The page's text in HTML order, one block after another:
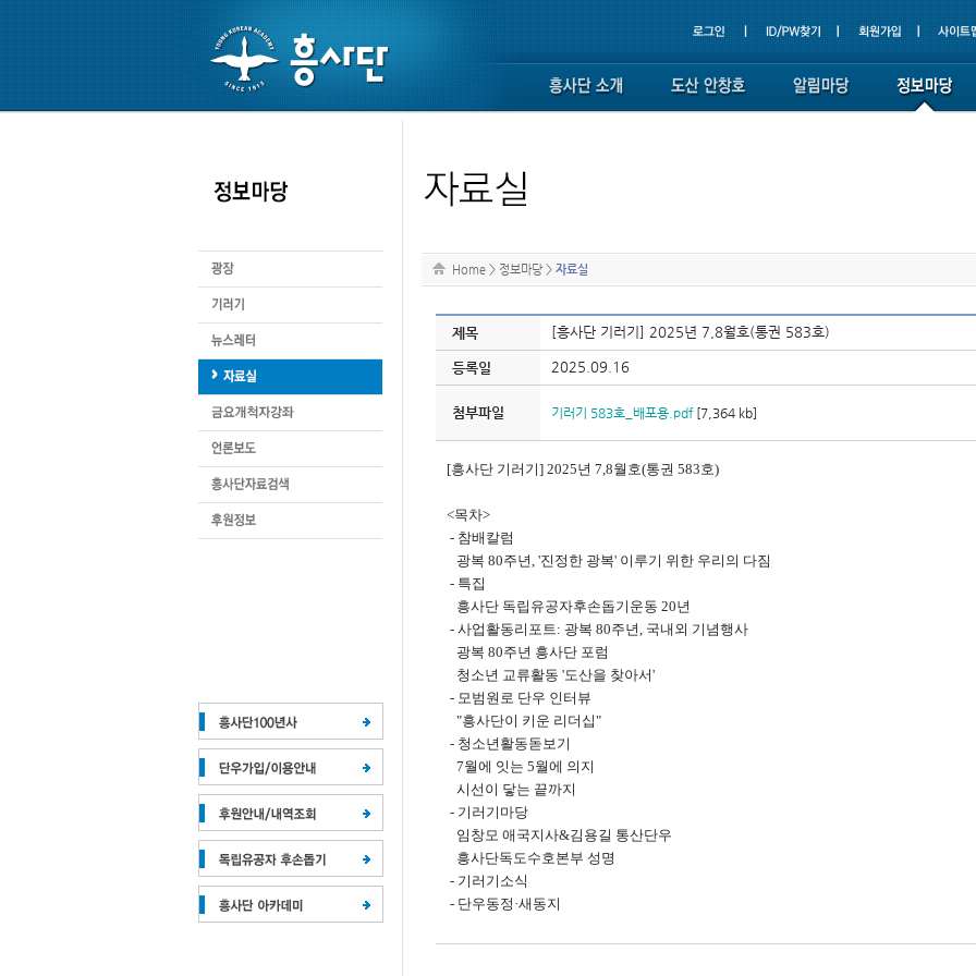
Home > 정보마당 > 자료실
제목 [흥사단 기러기] 2025년 7,8월호(통권 583호)
등록일 2025.09.16
첨부파일 기러기 583호_배포용.pdf[7,364 kb]
[흥사단 기러기] 2025년 7,8월호(통권 583호)
<목차>
- 참배칼럼
광복 80주년, '진정한 광복' 이루기 위한 우리의 다짐
- 특집
흥사단 독립유공자후손돕기운동 20년
- 사업활동리포트: 광복 80주년, 국내외 기념행사
광복 80주년 흥사단 포럼
청소년 교류활동 '도산을 찾아서'
- 모범원로 단우 인터뷰
"흥사단이 키운 리더십"
- 청소년활동돋보기
7월에 잇는 5월에 의지
시선이 닿는 끝까지
- 기러기마당
임창모 애국지사&김용길 통산단우
흥사단독도수호본부 성명
- 기러기소식
- 단우동정·새동지